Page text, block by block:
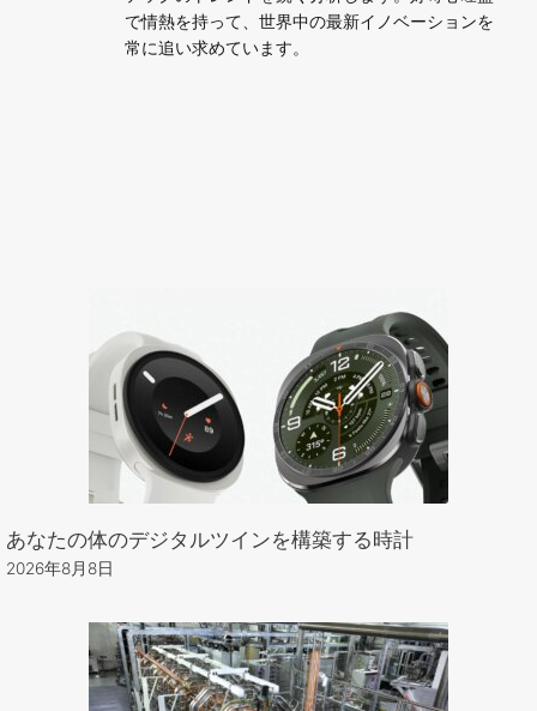
で情熱を持って、世界中の最新イノベーションを
常に追い求めています。
あなたの体のデジタルツインを構築する時計
2026年8月8日